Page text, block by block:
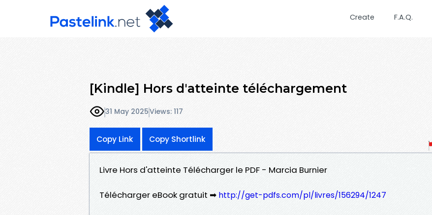
Create F.A.Q.
[Kindle] Hors d'atteinte téléchargement
31 May 2025Views: 117
Copy Link Copy Shortlink
Livre Hors d'atteinte Télécharger le PDF - Marcia Burnier
Télécharger eBook gratuit ➡ http://get-pdfs.com/pl/livres/156294/1247